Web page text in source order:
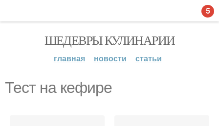
ШЕДЕВРЫ КУЛИНАРИИ
главная новости статьи
Тест на кефире
5